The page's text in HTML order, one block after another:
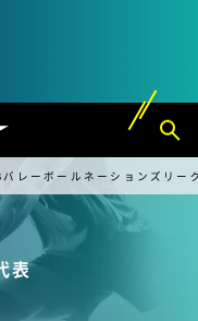
レーボールネーションズリー
表